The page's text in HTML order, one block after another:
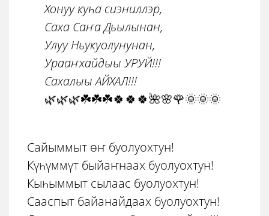
Хонуу куһа сиэниллэр,
Саха Саҥа Дьылынан,
Улуу Ньукуолунунан,
Урааҥхайдыы УРУЙ!!!
Сахалыы АЙХАЛ!!!
🌿🌿🌿☘️☘️☘️🍀🍀🍀🌺🌸🌹🌞🌞🌞
Сайыммыт өҥ буолуохтун!
Күһүммүт быйаҥнаах буолуохтун!
Кыһыммыт сылаас буолуохтун!
Сааспыт байанайдаах буолуохтун!